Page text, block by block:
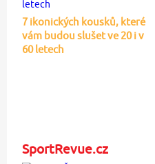
7 ikonických kousků, které
vám budou slušet ve 20 i v
60 letech
SportRevue.cz